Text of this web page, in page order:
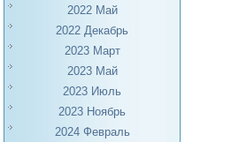
2022 Май
2022 Декабрь
2023 Март
2023 Май
2023 Июль
2023 Ноябрь
2024 Февраль